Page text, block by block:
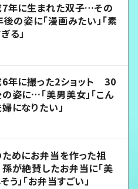
年に生まれた双子…その
の姿に「漫画みたい」「素
る」
年に撮った2ショット 30
姿に…「美男美女」「こん
になりたい」
めにお弁当を作った祖
が絶賛したお弁当に「美
う」「お弁当すごい」